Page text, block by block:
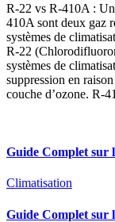
R-22 vs R-410A :
410A sont deux gaz
systèmes de
R-22
systèmes de
suppression en
couche d’ozone. R-
Guide Complet sur
Climatisation
Guide Complet sur